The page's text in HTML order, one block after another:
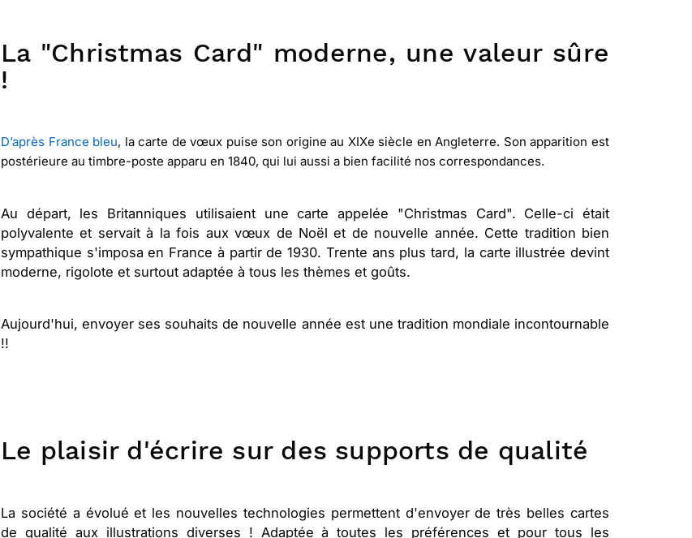
La "Christmas Card" moderne, une valeur sûre
!
D’après France bleu, la carte de vœux puise son origine au XIXe siècle en Angleterre. Son apparition est
postérieure au timbre-poste apparu en 1840, qui lui aussi a bien facilité nos correspondances.
Au départ, les Britanniques utilisaient une carte appelée "Christmas Card". Celle-ci était
polyvalente et servait à la fois aux vœux de Noël et de nouvelle année. Cette tradition bien
sympathique s'imposa en France à partir de 1930. Trente ans plus tard, la carte illustrée devint
moderne, rigolote et surtout adaptée à tous les thèmes et goûts.
Aujourd'hui, envoyer ses souhaits de nouvelle année est une tradition mondiale incontournable
!!
Le plaisir d'écrire sur des supports de qualité
La société a évolué et les nouvelles technologies permettent d'envoyer de très belles cartes
de qualité aux illustrations diverses ! Adaptée à toutes les préférences et pour tous les